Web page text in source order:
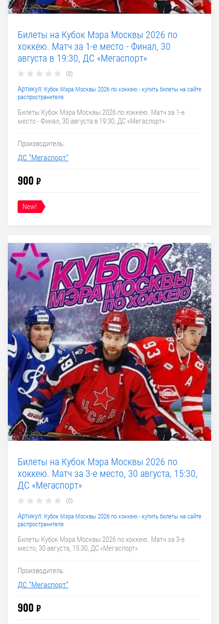
Билеты на Кубок Мэра Москвы 2026 по
хоккею. Матч за 1-е место - Финал, 30
августа в 19:30, ДС «Мегаспорт»
(0)
Артикул: Кубок Мэра Москвы 2026 по хоккею - купить билеты на сайте
распространителя
Билеты Кубок Мэра Москвы 2026 по хоккею. Матч за 1-е
место - Финал, 30 августа в 19:30, ДС «Мегаспорт»
Производитель:
ДС "Мегаспорт"
900 ₽
New!
Билеты на Кубок Мэра Москвы 2026 по
хоккею. Матч за 3-е место, 30 августа, 15:30,
ДС «Мегаспорт»
(0)
Артикул: Кубок Мэра Москвы 2026 по хоккею - купить билеты на сайте
распространителя
Билеты Кубок Мэра Москвы 2026 по хоккею. Матч за 3-е
место, 30 августа, 15:30, ДС «Мегаспорт»
Производитель:
ДС "Мегаспорт"
900 ₽